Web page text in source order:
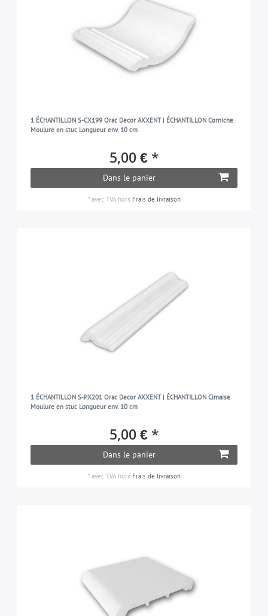
1 ÉCHANTILLON S-CX199 Orac Decor AXXENT | ÉCHANTILLON Corniche
Moulure en stuc Longueur env. 10 cm
5,00 € *
Dans le panier
*avec TVAhors Frais de livraison
1 ÉCHANTILLON S-PX201 Orac Decor AXXENT | ÉCHANTILLON Cimaise
Moulure en stuc Longueur env. 10 cm
5,00 € *
Dans le panier
*avec TVAhors Frais de livraison